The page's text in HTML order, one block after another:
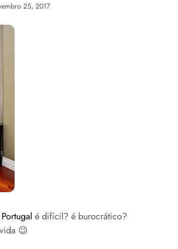
25, 2017
Portugal é difícil? é burocrático?
😉